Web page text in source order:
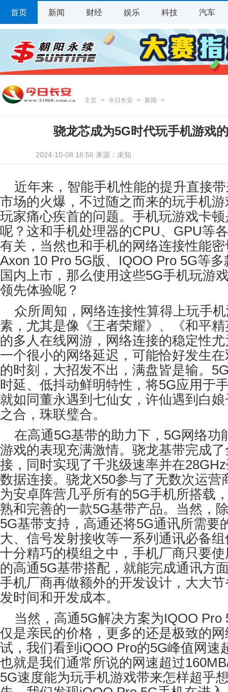
首页 新闻 财经 娱乐 科技 汽车
主页 > 今日长安 > 新闻 >
骁龙芯成为5G时代玩手机游戏
2024-10-08 16:56 来源：未知
近年来，智能手机性能的提升直接
市场的火爆，不过随之而来的玩手机
玩家痛心疾首的问题。手机玩游戏卡
呢？这和手机处理器的CPU、 GPU等
有关，当然也和手机的网络连接性能
Axon 10 Pro 5G版、 IQOO Pro 5G等多
国内上市，那么使用这些5G手机玩游
领先体验呢？
众所周知，网络连接性算得上玩手
素，尤其是像《王者荣耀》、《和平
的多人在线网游，网络连接的稳定性
一个很小的网络延迟，可能恰好发生
的时刻，大招发不出，满盘皆是输。
时延、低抖动鲜明特性，将5G应用于
就如同董永遇到七仙女，许仙遇到白
之合，珠联璧合。
在高通5G基带的助力下， 5G网络功
游戏的表现充满激情。骁龙基带完成
接，同时实现了千兆级速率并在28GHz
数据连接。骁龙X50参与了无数次运营
为安卓阵营几乎所有的5G手机所搭载
熟和完善的一款5G基带产品。当然，
5G基带支持，高通还将5G通讯所需要
大、信号发射接收等一系列通讯必备
十分精巧的模组之中，手机厂商只要
的高通5G基带搭配，就能完成通讯方
手机厂商再做额外的开发设计，大大
发时间和开发成本。
当然，高通5G解决方案为IQOO Pro
仅是亲民的价格，更多的还是极致的
试，我们看到 iQOO Pro的5G峰值网速
也就是我们通常所说的网速超过
5G速度能为玩手机游戏带来怎样超乎